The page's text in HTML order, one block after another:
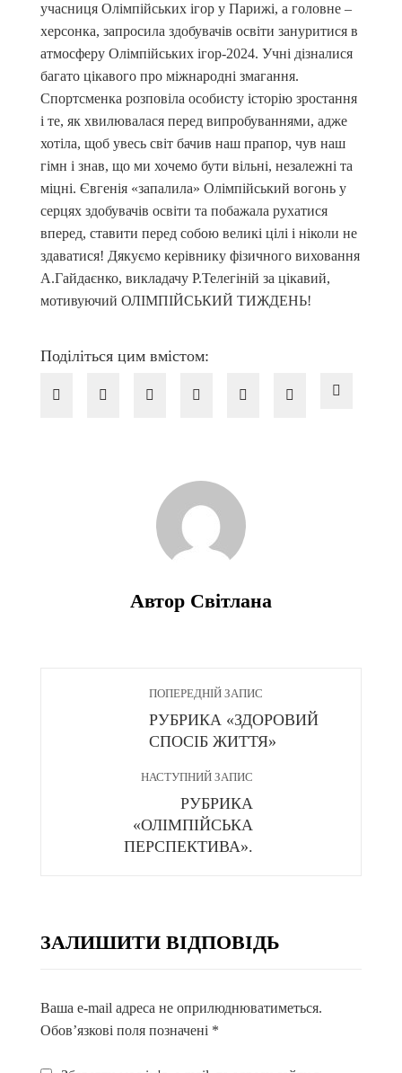
учасниця Олімпійських ігор у Парижі, а головне –
херсонка, запросила здобувачів освіти зануритися в
атмосферу Олімпійських ігор-2024. Учні дізналися
багато цікавого про міжнародні змагання.
Спортсменка розповіла особисту історію зростання
і те, як хвилювалася перед випробуваннями, адже
хотіла, щоб увесь світ бачив наш прапор, чув наш
гімн і знав, що ми хочемо бути вільні, незалежні та
міцні. Євгенія «запалила» Олімпійський вогонь у
серцях здобувачів освіти та побажала рухатися
вперед, ставити перед собою великі цілі і ніколи не
здаватися! Дякуємо керівнику фізичного виховання
А.Гайдаєнко, викладачу Р.Телегіній за цікавий,
мотивуючий ОЛІМПІЙСЬКИЙ ТИЖДЕНЬ!
Поділіться цим вмістом:
Автор Світлана
ПОПЕРЕДНІЙ ЗАПИС
РУБРИКА «ЗДОРОВИЙ
СПОСІБ ЖИТТЯ»
НАСТУПНИЙ ЗАПИС
РУБРИКА
«ОЛІМПІЙСЬКА
ПЕРСПЕКТИВА».
ЗАЛИШИТИ ВІДПОВІДЬ
Ваша e-mail адреса не оприлюднюватиметься.
Обов’язкові поля позначені *